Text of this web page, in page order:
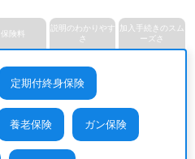
楽天生命保険株式会社
保険料
説明のわかりやす
さ
加入手続きのスム
ーズさ
定期付終身保険
養老保険 ガン保険